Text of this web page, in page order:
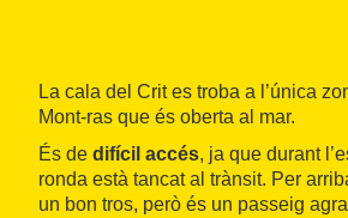
La cala del Crit es troba a l’única
Mont-ras que és oberta al mar.
És de difícil accés, ja que durant
ronda està tancat al trànsit. Per
un bon tros, però és un passeig